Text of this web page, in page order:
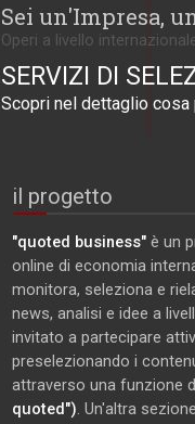
Sei un'Impresa,
Operi a livello
SERVIZI DI
Scopri nel dettaglio
il progetto
"quoted business" è un
online di economia
monitora, seleziona e
news, analisi e idee a
invitato a partecipare
preselezionando i
attraverso una funzione
quoted"). Un'altra